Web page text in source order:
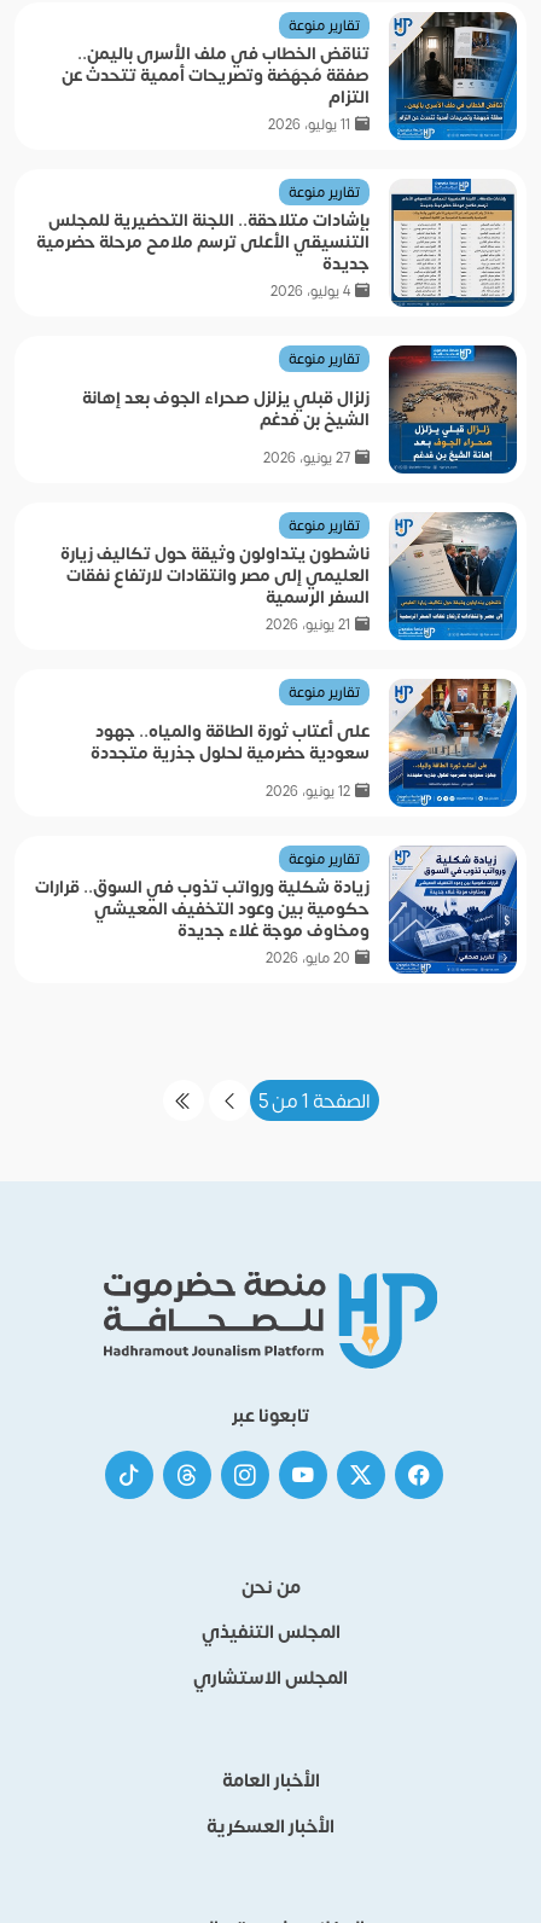
تقارير منوعة
تناقض الخطاب في ملف الأسرى باليمن..
صفقة مُجهَضة وتصريحات أممية تتحدث عن
التزام
11 يوليو، 2026
تقارير منوعة
بإشادات متلاحقة.. اللجنة التحضيرية للمجلس
التنسيقي الأعلى ترسم ملامح مرحلة حضرمية
جديدة
4 يوليو، 2026
تقارير منوعة
زلزال قبلي يزلزل صحراء الجوف بعد إهانة
الشيخ بن فدغم
27 يونيو، 2026
تقارير منوعة
ناشطون يتداولون وثيقة حول تكاليف زيارة
العليمي إلى مصر وانتقادات لارتفاع نفقات
السفر الرسمية
21 يونيو، 2026
تقارير منوعة
على أعتاب ثورة الطاقة والمياه.. جهود
سعودية حضرمية لحلول جذرية متجددة
12 يونيو، 2026
تقارير منوعة
زيادة شكلية ورواتب تذوب في السوق.. قرارات
حكومية بين وعود التخفيف المعيشي
ومخاوف موجة غلاء جديدة
20 مايو، 2026
الصفحة 1 من 5
تابعونا عبر
من نحن
المجلس التنفيذي
المجلس الاستشاري
الأخبار العامة
الأخبار العسكرية